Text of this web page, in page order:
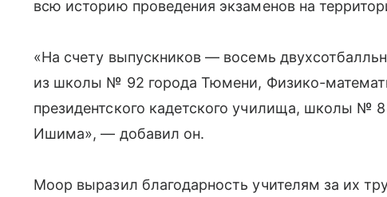
всю историю проведения экзаменов на
«На счету выпускников — восемь
из школы № 92 города Тюмени, Физико-
президентского кадетского училища, школы №
Ишима», — добавил он.
Моор выразил благодарность учителям за их